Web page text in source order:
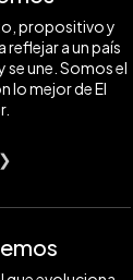
propositivo y
a un país
se une. Somos el
lo mejor de El